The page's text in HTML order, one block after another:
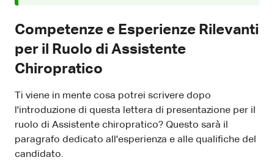
Competenze e Esperienze Rilevanti
per il Ruolo di Assistente
Chiropratico
Ti viene in mente cosa potrei scrivere dopo
l'introduzione di questa lettera di presentazione per il
ruolo di Assistente chiropratico? Questo sarà il
paragrafo dedicato all'esperienza e alle qualifiche del
candidato.